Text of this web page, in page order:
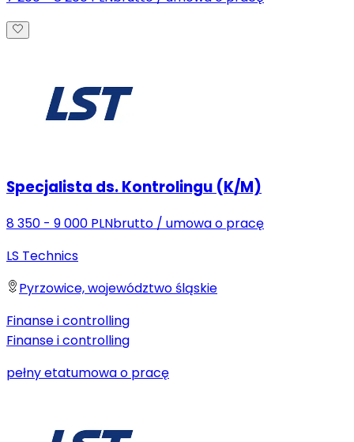
Specjalista ds. Kontrolingu (K/M)
8 350 - 9 000 PLNbrutto / umowa o pracę
LS Technics
Pyrzowice, województwo śląskie
Finanse i controlling
Finanse i controlling
pełny etatumowa o pracę